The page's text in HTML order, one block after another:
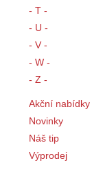
- T -
- U -
- V -
- W -
- Z -
Akční nabídky
Novinky
Náš tip
Výprodej